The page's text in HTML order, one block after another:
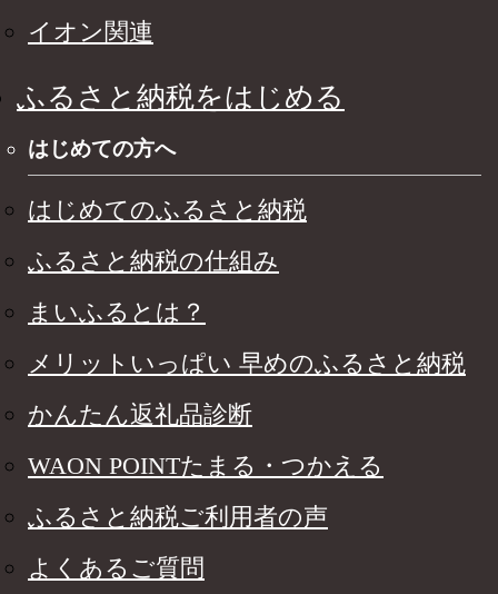
イオン関連
ふるさと納税をはじめる
はじめての方へ
はじめてのふるさと納税
ふるさと納税の仕組み
まいふるとは？
メリットいっぱい 早めのふるさと納税
かんたん返礼品診断
WAON POINTたまる・つかえる
ふるさと納税ご利用者の声
よくあるご質問